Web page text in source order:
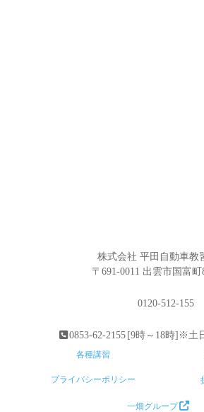
株式会社 平田自動車教
〒691-0011 出雲市国富町
0120-512-155
0853-62-2155 [9時～18時]※土
各種講習
プライバシーポリシー
一畑グループ